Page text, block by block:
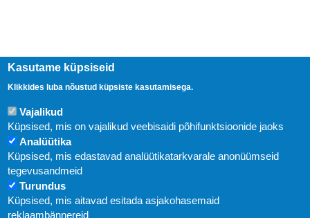
Uudised
KIRJASTUS PEGASUS OÜ © 2020
Kasutame küpsiseid
Klikkides luba nõustud küpsiste kasutamisega.
Vajalikud
Küpsised, mis on vajalikud veebisaidi põhifunktsioonide jaoks
Analüütika
Küpsised, mis edastavad analüütikatarkvarale anonüümseid
tegevusandmeid
Turundus
Küpsised, mis aitavad esitada asjakohasemaid
reklaambännereid